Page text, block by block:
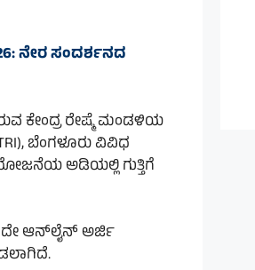
ನೇರ ಸಂದರ್ಶನದ
ಕೇಂದ್ರ ರೇಷ್ಮೆ ಮಂಡಳಿಯ
ಬೆಂಗಳೂರು ವಿವಿಧ
ಅಡಿಯಲ್ಲಿ ಗುತ್ತಿಗೆ
ಆನ್‌ಲೈನ್ ಅರ್ಜಿ